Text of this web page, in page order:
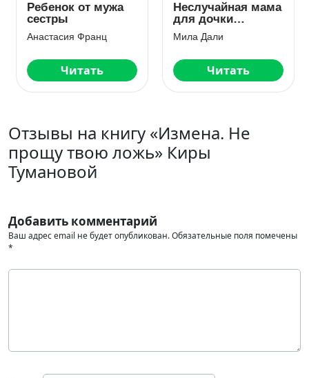
Ребенок от мужа
сестры
Анастасия Франц
Читать
Неслучайная мама
для дочки
миллионера
Мила Дали
Читать
Отзывы на книгу «Измена. Не
прощу твою ложь» Киры
Тумановой
Добавить комментарий
Ваш адрес email не будет опубликован.Обязательные поля помечены
*